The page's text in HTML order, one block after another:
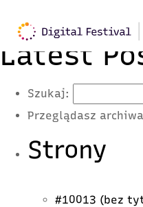
Latest
Szukaj:
Przeglądasz
Strony
#10013 (bez